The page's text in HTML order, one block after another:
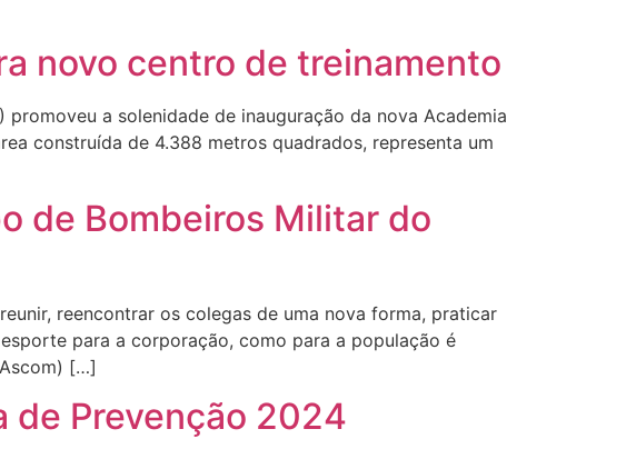
novo centro de treinamento
a solenidade de inauguração da nova Academia
construída de 4.388 metros quadrados, representa um
de Bombeiros Militar do
reencontrar os colegas de uma nova forma, praticar
para a corporação, como para a população é
[…]
de Prevenção 2024